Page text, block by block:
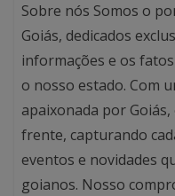
Sobre nós Somos o
Goiás, dedicados
informações e os
o nosso estado. Com
apaixonada por
frente, capturando
eventos e novidades
goianos. Nosso